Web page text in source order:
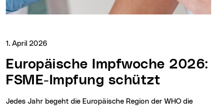
1. April 2026
Europäische Impfwoche 2026:
FSME-Impfung schützt
Jedes Jahr begeht die Europäische Region der WHO die